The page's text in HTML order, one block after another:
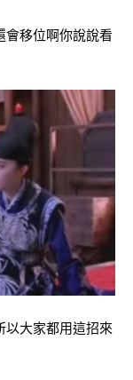
會移位啊你說說看
大家都用這招來